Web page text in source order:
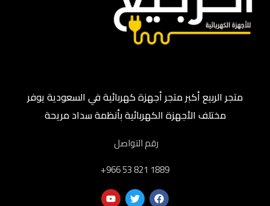
متجر الربيع أكبر متجر أجهزة كهربائية في السعودية يوفر
مختلف الأجهزة الكهربائية بأنظمة سداد مريحة
رقم التواصل
‎+966 53 821 1889